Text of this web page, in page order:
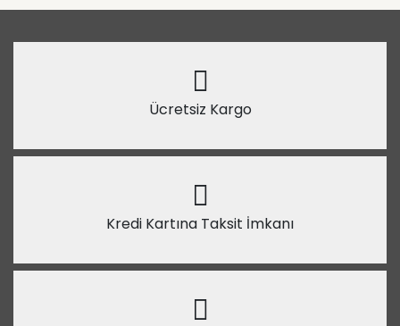
Ücretsiz Kargo
Kredi Kartına Taksit İmkanı